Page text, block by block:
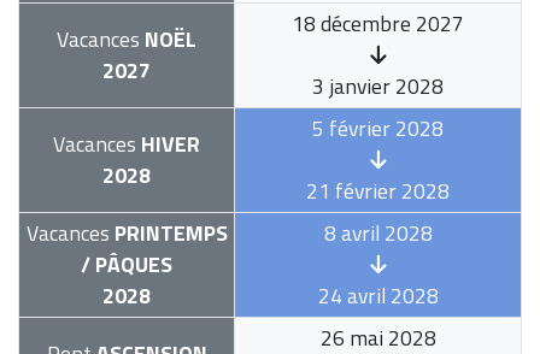
Vacances NOËL
2027
18 décembre 2027
3 janvier 2028
Vacances HIVER
2028
5 février 2028
21 février 2028
Vacances PRINTEMPS
/ PÂQUES
2028
8 avril 2028
24 avril 2028
26 mai 2028